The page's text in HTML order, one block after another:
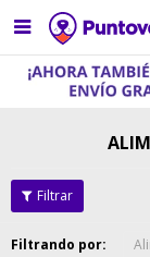

Filtrando por: